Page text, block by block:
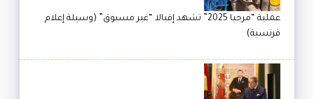
عملية “مرحبا 2025” تشهد إقبالا “غير مسبوق” (وسيلة إعلام
فرنسية)